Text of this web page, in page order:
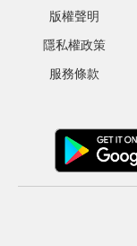
版權聲明
隱私權政策
服務條款